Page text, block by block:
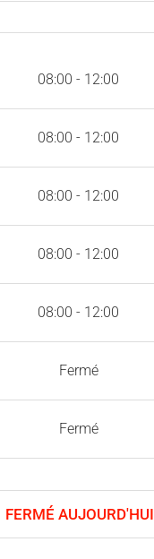
08:00 - 12:00
08:00 - 12:00
08:00 - 12:00
08:00 - 12:00
08:00 - 12:00
Fermé
Fermé
FERMÉ AUJOURD'HUI